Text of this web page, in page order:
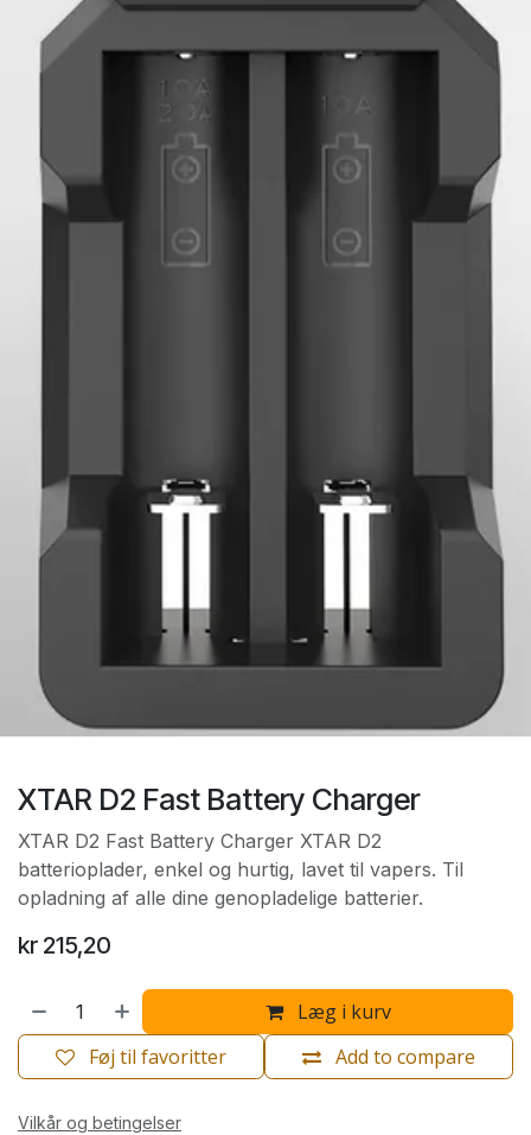
XTAR D2 Fast Battery Charger
XTAR D2 Fast Battery Charger XTAR D2
batterioplader, enkel og hurtig, lavet til vapers. Til
opladning af alle dine genopladelige batterier.
kr 215,20
Læg i kurv
Add to compare
Føj til favoritter
Vilkår og betingelser